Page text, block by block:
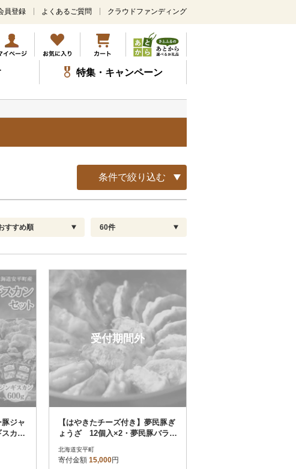
メ
ン
コ
ン
テ
ツ
ッ
員登録 よくあるご質問 クラウドファンディング
特集・キャンペーン
条件で絞り込む
解除
解除
配送指定 解除
お届け日時指定可
お届け時間帯指定可
発送される月指定可
その他 解除
さとふる限定のお礼品
定期便
さとふるアプリdeワンストップ申請
対象
すすめ順
着順
ビュー件数順
レビュー評価順
付金額が高い順
付金額が低い順
60件
60
90
120
ジャ
カン
受付期間外
【はやきたチーズ付き】夢民豚ぎ
ょうざ 12個入×2・夢民豚バラし
ゃぶしゃぶ 300g×3 チーズ×1
北海道安平町
寄付金額 15,000円